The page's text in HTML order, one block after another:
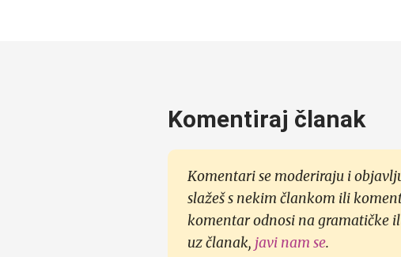
Komentiraj članak
Komentari se moderiraju i
slažeš s nekim člankom ili
komentar odnosi na gramatičke
uz članak, javi nam se.